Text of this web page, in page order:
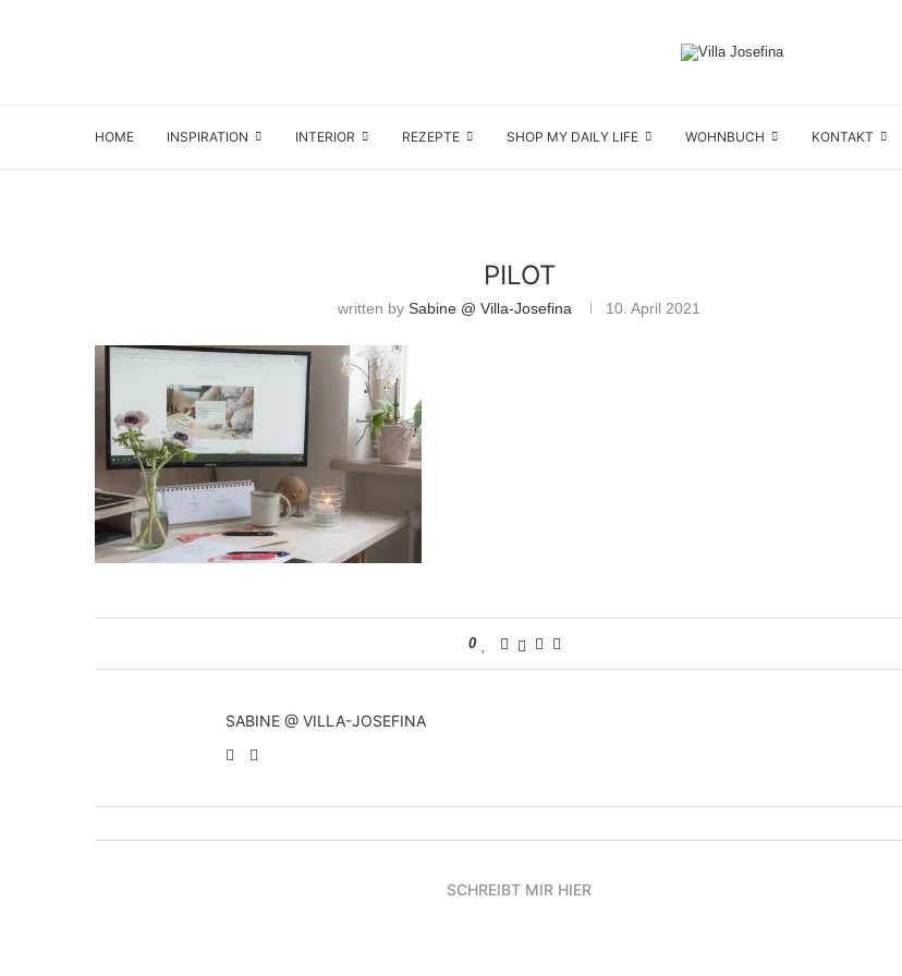
HOME INSPIRATION INTERIOR REZEPTE SHOP MY DAILY LIFE WOHNBUCH KONTAKT
PILOT
written bySabine @ Villa-Josefina 10. April 2021
0
SABINE @ VILLA-JOSEFINA
SCHREIBT MIR HIER